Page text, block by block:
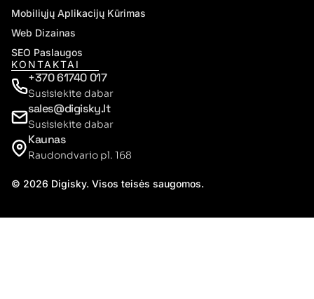
Mobiliųjų Aplikacijų Kūrimas
Web Dizainas
SEO Paslaugos
KONTAKTAI
+370 61740 017
Susisiekite dabar
sales@digisky.lt
Susisiekite dabar
Kaunas
Raudondvario pl. 168
© 2026 Digisky. Visos teisės saugomos.